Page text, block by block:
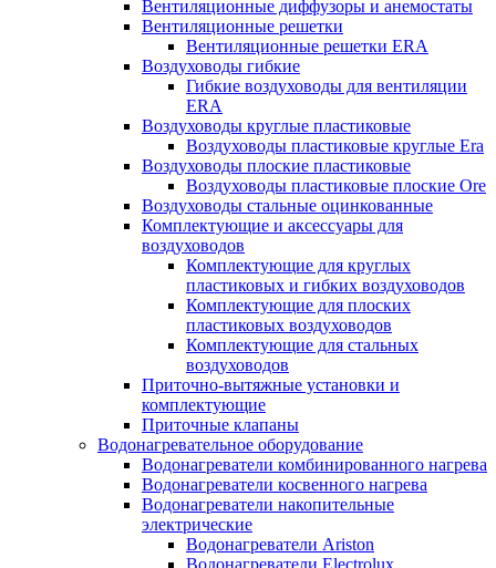
Вентиляционные диффузоры и анемостаты
Вентиляционные решетки
Вентиляционные решетки ERA
Воздуховоды гибкие
Гибкие воздуховоды для вентиляции
ERA
Воздуховоды круглые пластиковые
Воздуховоды пластиковые круглые Era
Воздуховоды плоские пластиковые
Воздуховоды пластиковые плоские Ore
Воздуховоды стальные оцинкованные
Комплектующие и аксессуары для
воздуховодов
Комплектующие для круглых
пластиковых и гибких воздуховодов
Комплектующие для плоских
пластиковых воздуховодов
Комплектующие для стальных
воздуховодов
Приточно-вытяжные установки и
комплектующие
Приточные клапаны
Водонагревательное оборудование
Водонагреватели комбинированного нагрева
Водонагреватели косвенного нагрева
Водонагреватели накопительные
электрические
Водонагреватели Ariston